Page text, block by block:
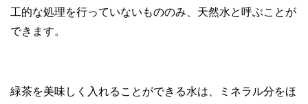
工的な処理を行っていないもののみ、天然水と呼ぶことが
できます。
緑茶を美味しく入れることができる水は、ミネラル分をほ